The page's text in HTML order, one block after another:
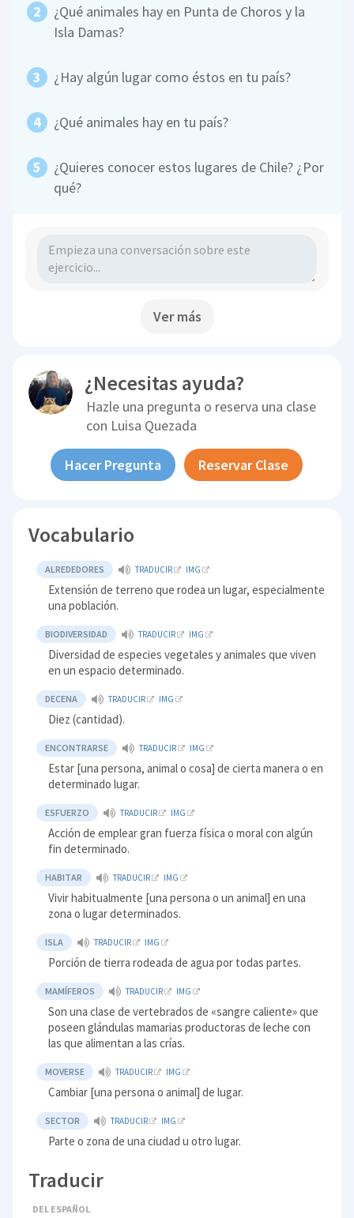
¿Qué animales hay en Punta de Choros y la
Isla Damas?
¿Hay algún lugar como éstos en tu país?
¿Qué animales hay en tu país?
¿Quieres conocer estos lugares de Chile? ¿Por
qué?
Ver más
¿Necesitas ayuda?
Hazle una pregunta o reserva una clase
con Luisa Quezada
Hacer Pregunta Reservar Clase
Vocabulario
ALREDEDORES TRADUCIR IMG
Extensión de terreno que rodea un lugar, especialmente
una población.
BIODIVERSIDAD TRADUCIR IMG
Diversidad de especies vegetales y animales que viven
en un espacio determinado.
DECENA TRADUCIR IMG
Diez (cantidad).
ENCONTRARSE TRADUCIR IMG
Estar [una persona, animal o cosa] de cierta manera o en
determinado lugar.
ESFUERZO TRADUCIR IMG
Acción de emplear gran fuerza física o moral con algún
fin determinado.
HABITAR TRADUCIR IMG
Vivir habitualmente [una persona o un animal] en una
zona o lugar determinados.
ISLA TRADUCIR IMG
Porción de tierra rodeada de agua por todas partes.
MAMÍFEROS TRADUCIR IMG
Son una clase de vertebrados de «sangre caliente» que
poseen glándulas mamarias productoras de leche con
las que alimentan a las crías.
MOVERSE TRADUCIR IMG
Cambiar [una persona o animal] de lugar.
SECTOR TRADUCIR IMG
Parte o zona de una ciudad u otro lugar.
Traducir
DEL ESPAÑOL